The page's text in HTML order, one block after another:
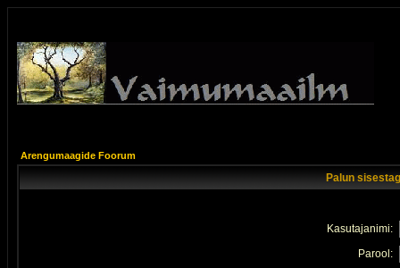
Arengumaagide Foorum
Palun
Kasutajanimi:
Parool: